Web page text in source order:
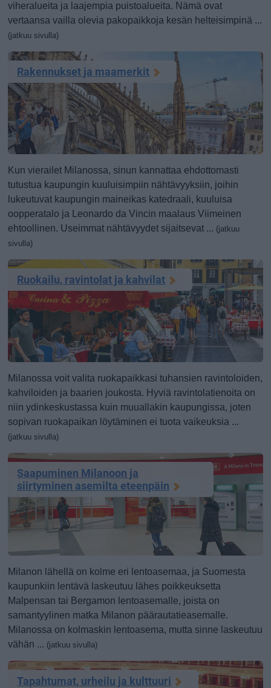
viheralueita ja laajempia puistoalueita. Nämä ovat
vertaansa vailla olevia pakopaikkoja kesän helteisimpinä ...
(jatkuu sivulla)
Rakennukset ja maamerkit
Kun vierailet Milanossa, sinun kannattaa ehdottomasti
tutustua kaupungin kuuluisimpiin nähtävyyksiin, joihin
lukeutuvat kaupungin maineikas katedraali, kuuluisa
oopperatalo ja Leonardo da Vincin maalaus Viimeinen
ehtoollinen. Useimmat nähtävyydet sijaitsevat ... (jatkuu
sivulla)
Ruokailu, ravintolat ja kahvilat
Milanossa voit valita ruokapaikkasi tuhansien ravintoloiden,
kahviloiden ja baarien joukosta. Hyviä ravintolatienoita on
niin ydinkeskustassa kuin muuallakin kaupungissa, joten
sopivan ruokapaikan löytäminen ei tuota vaikeuksia ...
(jatkuu sivulla)
Saapuminen Milanoon ja
siirtyminen asemilta eteenpäin
Milanon lähellä on kolme eri lentoasemaa, ja Suomesta
kaupunkiin lentävä laskeutuu lähes poikkeuksetta
Malpensan tai Bergamon lentoasemalle, joista on
samantyylinen matka Milanon päärautatieasemalle.
Milanossa on kolmaskin lentoasema, mutta sinne laskeutuu
vähän ... (jatkuu sivulla)
Tapahtumat, urheilu ja kulttuuri